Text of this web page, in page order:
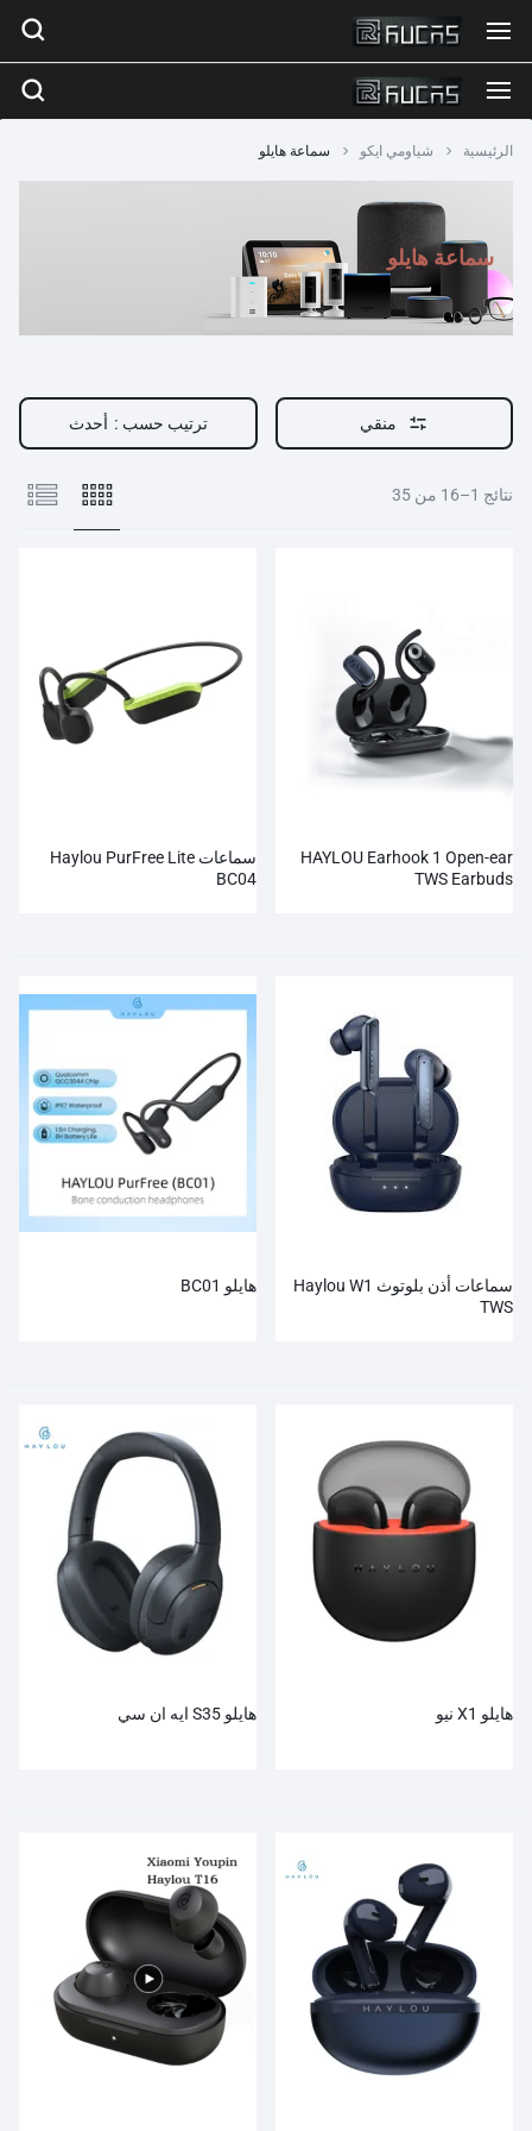
الرئيسية شياومي ايكو سماعة هايلو
سماعة هايلو
منقي ترتيب حسب : أحدث
نتائج 1–16 من 35
HAYLOU Earhook 1 Open-ear
TWS Earbuds
سماعات Haylou PurFree Lite
BC04
سماعات أذن بلوتوث Haylou W1
TWS
هايلو BC01
هايلو X1 نيو هايلو S35 ايه ان سي